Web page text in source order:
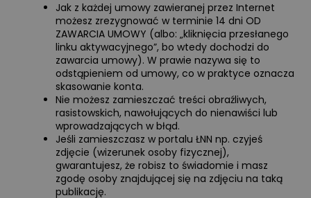
Jak z każdej umowy zawieranej przez Internet
możesz zrezygnować w terminie 14 dni OD
ZAWARCIA UMOWY (albo: „kliknięcia przesłanego
linku aktywacyjnego”, bo wtedy dochodzi do
zawarcia umowy). W prawie nazywa się to
odstąpieniem od umowy, co w praktyce oznacza
skasowanie konta.
Nie możesz zamieszczać treści obraźliwych,
rasistowskich, nawołujących do nienawiści lub
wprowadzających w błąd.
Jeśli zamieszczasz w portalu ŁNN np. czyjeś
zdjęcie (wizerunek osoby fizycznej),
gwarantujesz, że robisz to świadomie i masz
zgodę osoby znajdującej się na zdjęciu na taką
publikację.